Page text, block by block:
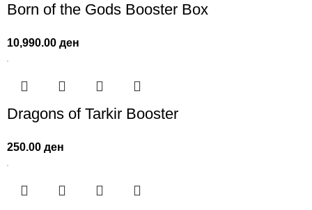
Born of the Gods Booster Box
10,990.00ден
Dragons of Tarkir Booster
250.00ден